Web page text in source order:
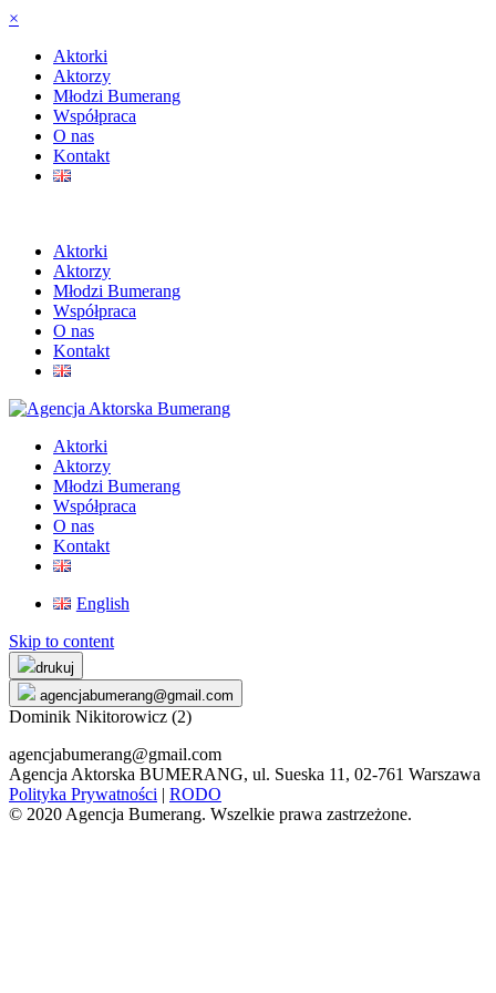
×
Aktorki
Aktorzy
Młodzi Bumerang
Współpraca
O nas
Kontakt
Aktorki
Aktorzy
Młodzi Bumerang
Współpraca
O nas
Kontakt
Aktorki
Aktorzy
Młodzi Bumerang
Współpraca
O nas
Kontakt
English
Skip to content
drukuj
agencjabumerang@gmail.com
Dominik Nikitorowicz (2)
agencjabumerang@gmail.com
Agencja Aktorska BUMERANG, ul. Sueska 11, 02-761 Warszawa
Polityka Prywatności | RODO
© 2020 Agencja Bumerang. Wszelkie prawa zastrzeżone.